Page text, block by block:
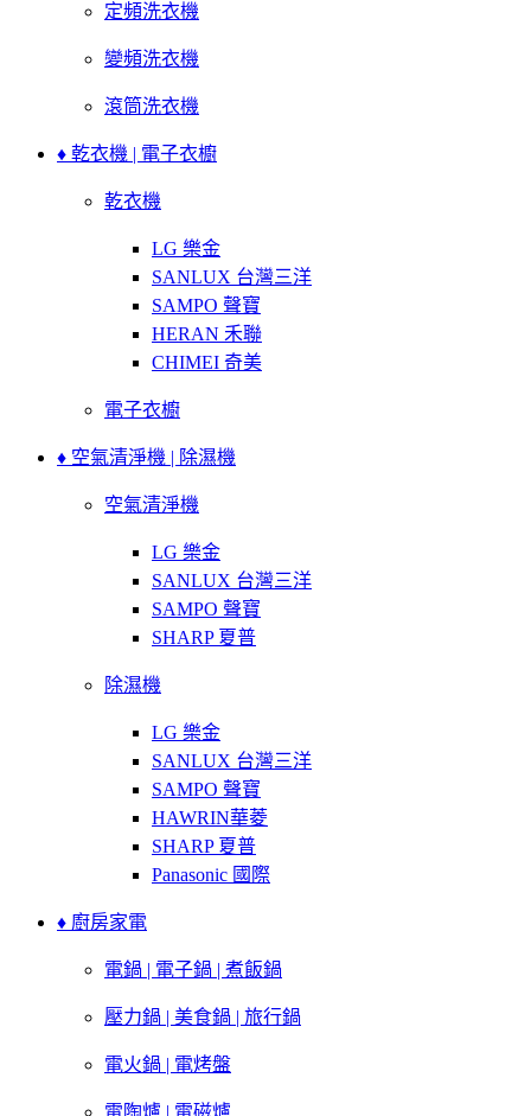
定頻洗衣機
變頻洗衣機
滾筒洗衣機
♦ 乾衣機 | 電子衣櫥
乾衣機
LG 樂金
SANLUX 台灣三洋
SAMPO 聲寶
HERAN 禾聯
CHIMEI 奇美
電子衣櫥
♦ 空氣清淨機 | 除濕機
空氣清淨機
LG 樂金
SANLUX 台灣三洋
SAMPO 聲寶
SHARP 夏普
除濕機
LG 樂金
SANLUX 台灣三洋
SAMPO 聲寶
HAWRIN華菱
SHARP 夏普
Panasonic 國際
♦ 廚房家電
電鍋 | 電子鍋 | 煮飯鍋
壓力鍋 | 美食鍋 | 旅行鍋
電火鍋 | 電烤盤
電陶爐 | 電磁爐